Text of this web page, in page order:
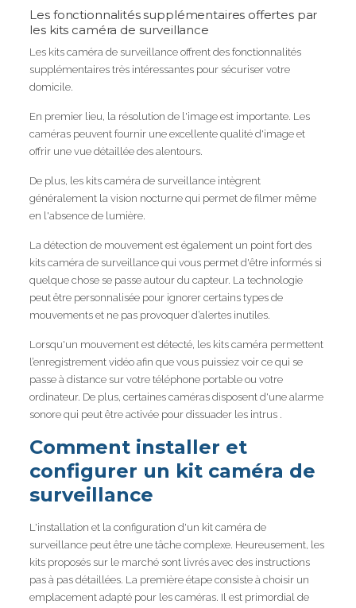
Les fonctionnalités supplémentaires offertes par
les kits caméra de surveillance
Les kits caméra de surveillance offrent des fonctionnalités
supplémentaires très intéressantes pour sécuriser votre
domicile.
En premier lieu, la résolution de l'image est importante. Les
caméras peuvent fournir une excellente qualité d'image et
offrir une vue détaillée des alentours.
De plus, les kits caméra de surveillance intègrent
généralement la vision nocturne qui permet de filmer même
en l'absence de lumière.
La détection de mouvement est également un point fort des
kits caméra de surveillance qui vous permet d'être informés si
quelque chose se passe autour du capteur. La technologie
peut être personnalisée pour ignorer certains types de
mouvements et ne pas provoquer d’alertes inutiles.
Lorsqu'un mouvement est détecté, les kits caméra permettent
l’enregistrement vidéo afin que vous puissiez voir ce qui se
passe à distance sur votre téléphone portable ou votre
ordinateur. De plus, certaines caméras disposent d'une alarme
sonore qui peut être activée pour dissuader les intrus .
Comment installer et
configurer un kit caméra de
surveillance
L'installation et la configuration d'un kit caméra de
surveillance peut être une tâche complexe. Heureusement, les
kits proposés sur le marché sont livrés avec des instructions
pas à pas détaillées. La première étape consiste à choisir un
emplacement adapté pour les caméras. Il est primordial de